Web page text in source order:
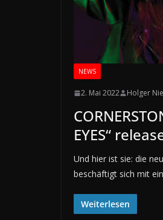
NEWS
2. Mai 2022 Holger
EYES“
Und hier ist sie: die
beschäftigt sich mit
Weiterlesen